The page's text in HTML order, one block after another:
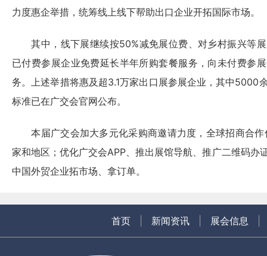
力度惠企举措，统筹线上线下帮助出口企业开拓国际市场。
其中，线下展继续按50%减免展位费、对乡村振兴等展
已付费参展企业免费延长半年所购套餐服务，向未付费参
务。上述举措将惠及超3.1万家出口展参展企业，其中5000
标准已在广交会官网公布。
本届广交会加大多元化采购商邀请力度，全球招商合作
家和地区；优化广交会APP、推出展馆导航、推广二维码办
中国外贸企业拓市场、拿订单。
首页 新闻资讯 展会信息